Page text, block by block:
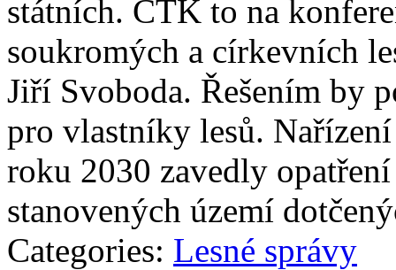
státních. ČTK to na
soukromých a církevních
Jiří Svoboda. Řešením by
pro vlastníky lesů.
roku 2030 zavedly
stanovených území
Categories: Lesné správy